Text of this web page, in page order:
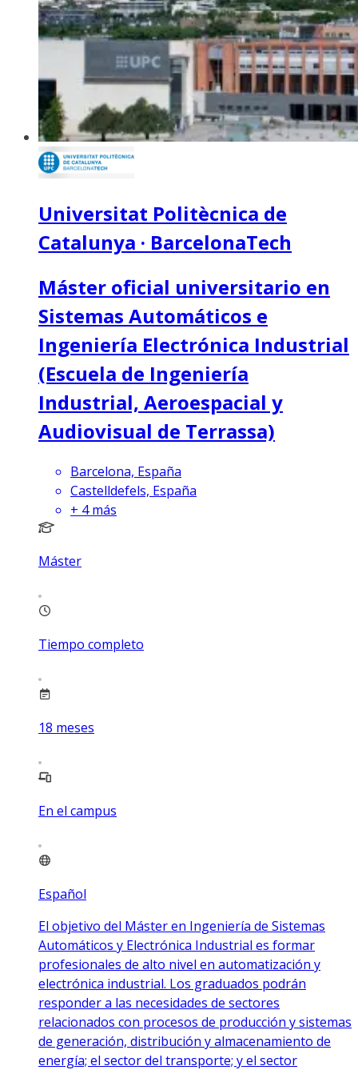
Universitat Politècnica de
Catalunya · BarcelonaTech
Máster oficial universitario en
Sistemas Automáticos e
Ingeniería Electrónica Industrial
(Escuela de Ingeniería
Industrial, Aeroespacial y
Audiovisual de Terrassa)
Barcelona, España
Castelldefels, España
+ 4 más
Máster
Tiempo completo
18 meses
En el campus
Español
El objetivo del Máster en Ingeniería de Sistemas
Automáticos y Electrónica Industrial es formar
profesionales de alto nivel en automatización y
electrónica industrial. Los graduados podrán
responder a las necesidades de sectores
relacionados con procesos de producción y sistemas
de generación, distribución y almacenamiento de
energía; el sector del transporte; y el sector